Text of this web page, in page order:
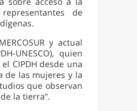
de
y actual
UNESCO), quien
CIPDH desde una
de las mujeres y la
que observan
la tierra”.